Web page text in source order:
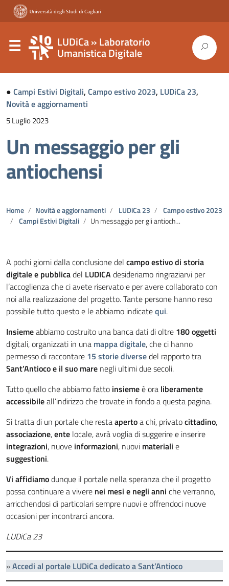
LUDiCa » Laboratorio
Umanistica Digitale
● Campi Estivi Digitali, Campo estivo 2023, LUDiCa 23,
Novità e aggiornamenti
5 Luglio 2023
Un messaggio per gli
antiochensi
Home Novità e aggiornamenti LUDiCa 23
Campo estivo 2023
Campi Estivi Digitali
Un messaggio per gli antiochensi
A pochi giorni dalla conclusione del campo estivo di storia
digitale e pubblicadel LUDICAdesideriamo ringraziarvi per
l’accoglienza che ci avete riservato e per avere collaborato con
noi alla realizzazione del progetto. Tante persone hanno reso
possibile tutto questo e le abbiamo indicatequi.
Insiemeabbiamo costruito una banca dati di oltre 180 oggetti
digitali, organizzati in una mappa digitale, che ci hanno
permesso di raccontare 15 storie diversedel rapporto tra
Sant’Antioco e il suo mare negli ultimi due secoli.
Tutto quello che abbiamo fatto insiemeè ora liberamente
accessibileall’indirizzo che trovate in fondo a questa pagina.
Si tratta di un portale che restaapertoa chi, privatocittadino,
associazione,ente locale, avrà voglia di suggerire e inserire
integrazioni, nuove informazioni, nuovi materiali e
suggestioni.
Vi affidiamodunque il portale nella speranza che il progetto
possa continuare a vivere nei mesi e negli anni che verranno,
arricchendosi di particolari sempre nuovi e offrendoci nuove
occasioni per incontrarci ancora.
LUDiCa 23
»Accedi al portale LUDiCa dedicato a Sant’Antioco